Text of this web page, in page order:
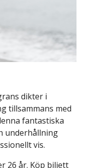
dikter i
tillsammans med
fantastiska
underhållning
vis.
26 år. Köp biljett